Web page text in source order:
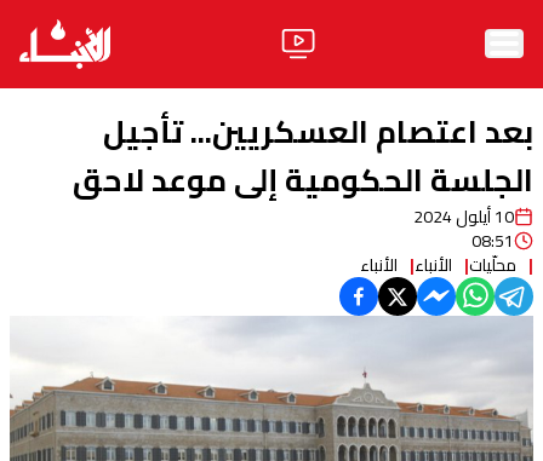
الأخبار
آراء
فيديو
مواقف
الحزب
ابحث
بعد اعتصام العسكريين... تأجيل
الجلسة الحكومية إلى موعد لاحق
10 أيلول 2024
08:51
محلّيات الأنباء الأنباء